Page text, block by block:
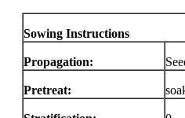
Sowing Instructions
Propagation:
Pretreat: